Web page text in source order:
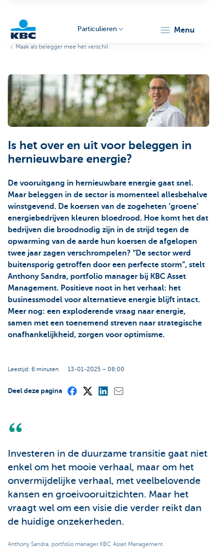
Particulieren menu
Maak als belegger mee het verschil
Is het over en uit voor beleggen in
hernieuwbare energie?
De vooruitgang in hernieuwbare energie gaat snel.
Maar beleggen in de sector is momenteel allesbehalve
winstgevend. De koersen van de zogeheten ‘groene’
energiebedrijven kleuren bloedrood. Hoe komt het dat
bedrijven die broodnodig zijn in de strijd tegen de
opwarming van de aarde hun koersen de afgelopen
twee jaar zagen verschrompelen? “De sector werd
buitensporig getroffen door een perfecte storm”, stelt
Anthony Sandra, portfolio manager bij KBC Asset
Management. Positieve noot in het verhaal: het
businessmodel voor alternatieve energie blijft intact.
Meer nog: een exploderende vraag naar energie,
samen met een toenemend streven naar strategische
onafhankelijkheid, zorgen voor optimisme.
Leestijd: 6 minuten 13-01-2025 – 08:00
Deel deze pagina
Investeren in de duurzame transitie gaat niet
enkel om het mooie verhaal, maar om het
onvermijdelijke verhaal, met veelbelovende
kansen en groeivooruitzichten. Maar het
vraagt wel om een visie die verder reikt dan
de huidige onzekerheden.
Anthony Sandra, portfolio manager KBC Asset Management